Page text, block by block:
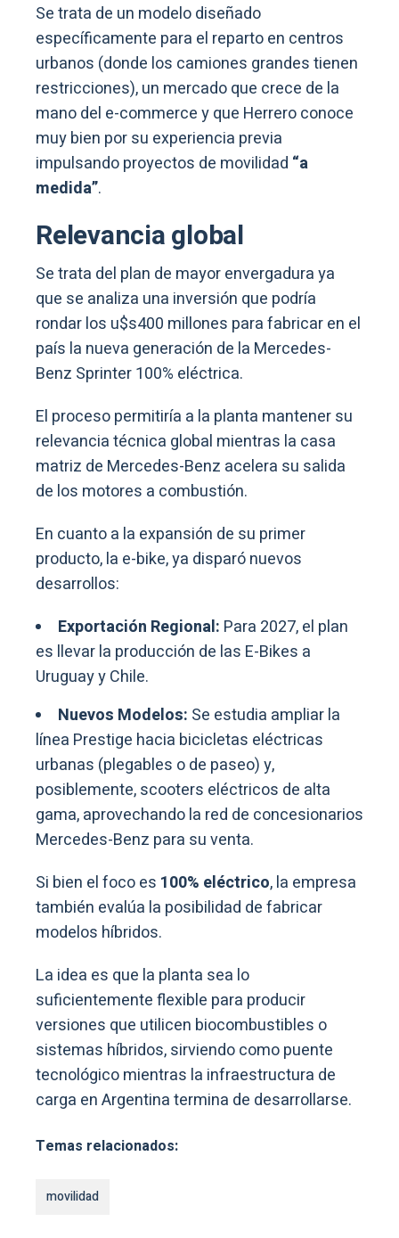
Se trata de un modelo diseñado
específicamente para el reparto en centros
urbanos (donde los camiones grandes tienen
restricciones), un mercado que crece de la
mano del e-commerce y que Herrero conoce
muy bien por su experiencia previa
impulsando proyectos de movilidad “a
medida”.
Relevancia global
Se trata del plan de mayor envergadura ya
que se analiza una inversión que podría
rondar los u$s400 millones para fabricar en el
país la nueva generación de la Mercedes-
Benz Sprinter 100% eléctrica.
El proceso permitiría a la planta mantener su
relevancia técnica global mientras la casa
matriz de Mercedes-Benz acelera su salida
de los motores a combustión.
En cuanto a la expansión de su primer
producto, la e-bike, ya disparó nuevos
desarrollos:
Exportación Regional: Para 2027, el plan
es llevar la producción de las E-Bikes a
Uruguay y Chile.
Nuevos Modelos: Se estudia ampliar la
línea Prestige hacia bicicletas eléctricas
urbanas (plegables o de paseo) y,
posiblemente, scooters eléctricos de alta
gama, aprovechando la red de concesionarios
Mercedes-Benz para su venta.
Si bien el foco es 100% eléctrico, la empresa
también evalúa la posibilidad de fabricar
modelos híbridos.
La idea es que la planta sea lo
suficientemente flexible para producir
versiones que utilicen biocombustibles o
sistemas híbridos, sirviendo como puente
tecnológico mientras la infraestructura de
carga en Argentina termina de desarrollarse.
Temas relacionados:
movilidad